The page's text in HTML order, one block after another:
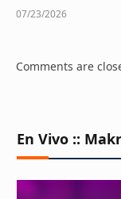
07/23/2026
Comments are
En Vivo ::